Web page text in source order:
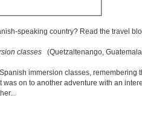
speaking country? Read the travel
classes (Quetzaltenango,
immersion classes,
was on to another adventure with an